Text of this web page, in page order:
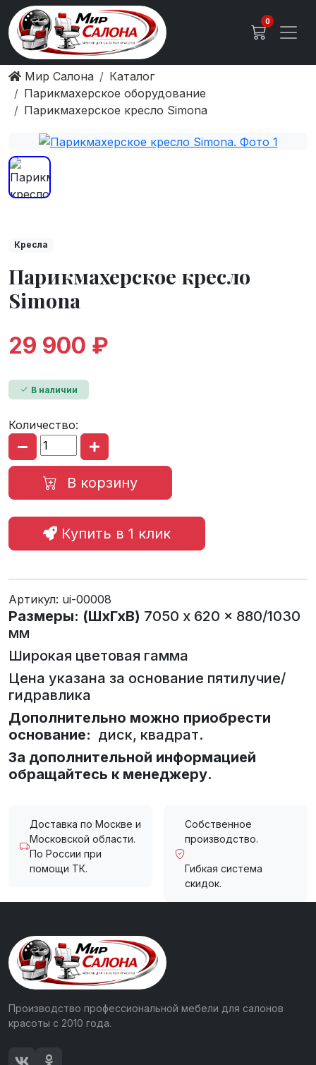
0
Мир Салона
Каталог
Парикмахерское оборудование
Парикмахерское кресло Simona
Кресла
Парикмахерское кресло
Simona
29 900 ₽
В наличии
Количество:
В корзину
Купить в 1 клик
Артикул: ui-00008
Размеры: (ШхГхВ) 7050 x 620 x 880/1030
мм
Широкая цветовая гамма
Цена указана за основание пятилучие/
гидравлика
Дополнительно можно приобрести
основание: диск, квадрат.
За дополнительной информацией
обращайтесь к менеджеру.
Доставка по Москве и
Московской области.
По России при
помощи ТК.
Собственное
производство.
Гибкая система
скидок.
Производство профессиональной мебели для салонов
красоты с 2010 года.